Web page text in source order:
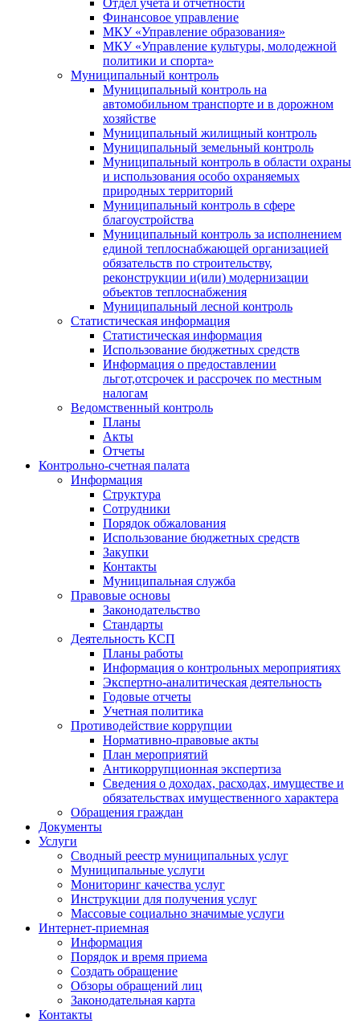
Отдел учета и отчетности
Финансовое управление
МКУ «Управление образования»
МКУ «Управление культуры, молодежной
политики и спорта»
Муниципальный контроль
Муниципальный контроль на
автомобильном транспорте и в дорожном
хозяйстве
Муниципальный жилищный контроль
Муниципальный земельный контроль
Муниципальный контроль в области охраны
и использования особо охраняемых
природных территорий
Муниципальный контроль в сфере
благоустройства
Муниципальный контроль за исполнением
единой теплоснабжающей организацией
обязательств по строительству,
реконструкции и(или) модернизации
объектов теплоснабжения
Муниципальный лесной контроль
Статистическая информация
Статистическая информация
Использование бюджетных средств
Информация о предоставлении
льгот,отсрочек и рассрочек по местным
налогам
Ведомственный контроль
Планы
Акты
Отчеты
Контрольно-счетная палата
Информация
Структура
Сотрудники
Порядок обжалования
Использование бюджетных средств
Закупки
Контакты
Муниципальная служба
Правовые основы
Законодательство
Стандарты
Деятельность КСП
Планы работы
Информация о контрольных мероприятиях
Экспертно-аналитическая деятельность
Годовые отчеты
Учетная политика
Противодействие коррупции
Нормативно-правовые акты
План мероприятий
Антикоррупционная экспертиза
Сведения о доходах, расходах, имуществе и
обязательствах имущественного характера
Обращения граждан
Документы
Услуги
Сводный реестр муниципальных услуг
Муниципальные услуги
Мониторинг качества услуг
Инструкции для получения услуг
Массовые социально значимые услуги
Интернет-приемная
Информация
Порядок и время приема
Создать обращение
Обзоры обращений лиц
Законодательная карта
Контакты